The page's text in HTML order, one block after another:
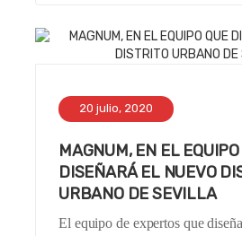
20 julio, 2020
MAGNUM, EN EL EQUIPO
DISEÑARÁ EL NUEVO
URBANO DE SEVILLA
El equipo de expertos que